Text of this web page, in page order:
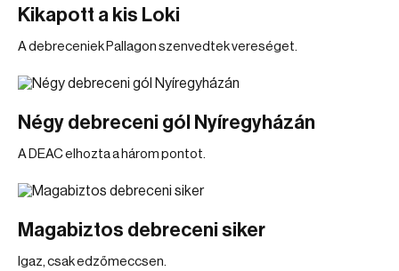
Kikapott a kis Loki
A debreceniek Pallagon szenvedtek vereséget.
Négy debreceni gól Nyíregyházán
A DEAC elhozta a három pontot.
Magabiztos debreceni siker
Igaz, csak edzőmeccsen.